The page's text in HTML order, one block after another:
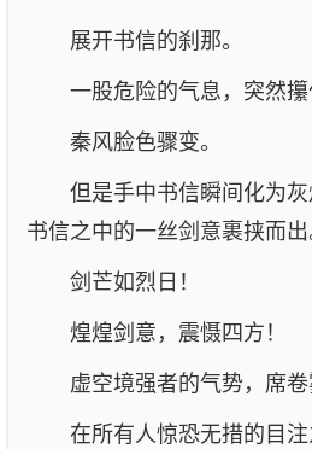
展开书信的刹那。
一股危险的气息，突然攥
秦风脸色骤变。
但是手中书信瞬间化为
书信之中的一丝剑意裹挟而出
剑芒如烈日！
煌煌剑意，震慑四方！
虚空境强者的气势，席卷
在所有人惊恐无措的目